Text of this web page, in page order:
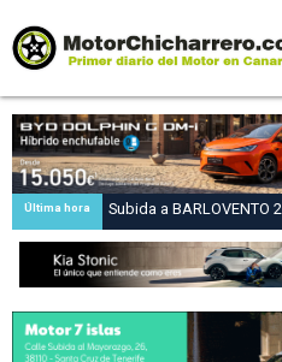
Última hora
Subida a BARLOVENTO
Brito y Carlos A. Pérez
a Barlovento